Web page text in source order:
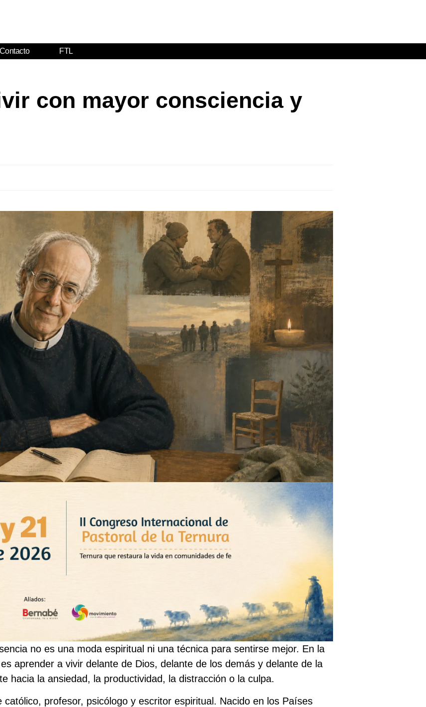
Contacto FTL
con mayor consciencia y
no es una moda espiritual ni una técnica para sentirse mejor. En la
aprender a vivir delante de Dios, delante de los demás y delante de la
hacia la ansiedad, la productividad, la distracción o la culpa.
profesor, psicólogo y escritor espiritual. Nacido en los Países